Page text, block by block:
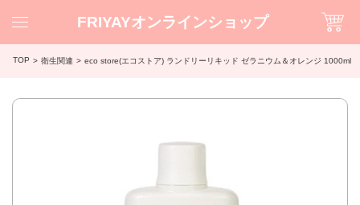
FRIYAYオンラインショップ
TOP 衛生関連 eco store(エコストア) ランドリーリキッド ゼラニウム＆オレンジ 1000ml